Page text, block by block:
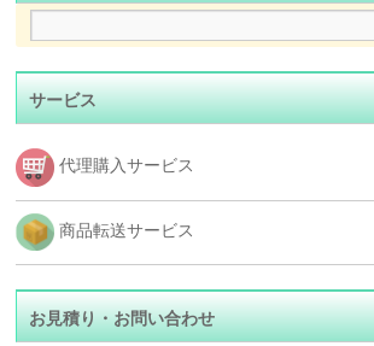
サービス
代理購入サービス
商品転送サービス
お見積り・お問い合わせ